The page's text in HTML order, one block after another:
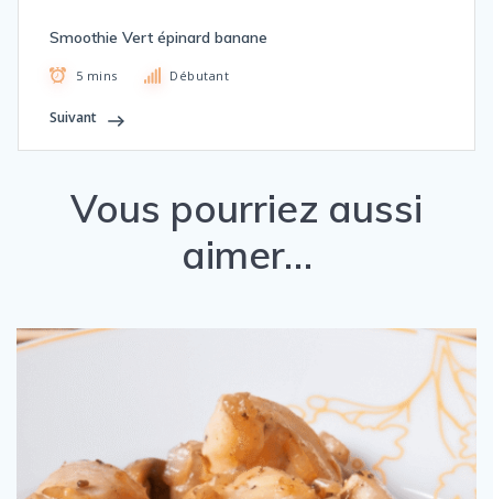
Smoothie Vert épinard banane
5 mins Débutant
Suivant
Vous pourriez aussi
aimer…